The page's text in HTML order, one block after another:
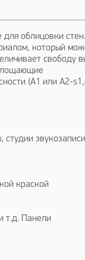
для облицовки
который
свободу
(А1 или А2-
краской
т.д. Панели